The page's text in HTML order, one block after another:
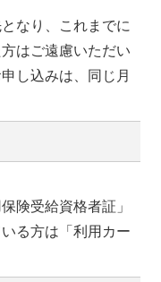
なり、これまでに
はご遠慮いただい
し込みは、同じ月
険受給資格者証」
る方は「利用カー